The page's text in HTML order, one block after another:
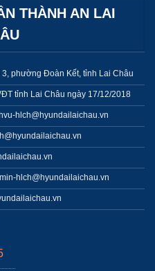
THÀNH AN LAI
phường Đoàn Kết, tỉnh Lai Châu
tỉnh Lai Châu ngày 17/12/2018
hlch@hyundailaichau.vn
hlch@hyundailaichau.vn